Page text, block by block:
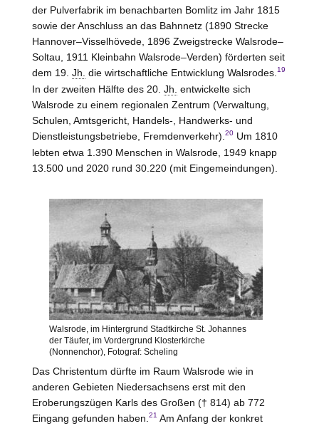
der Pulverfabrik im benachbarten Bomlitz im Jahr 1815
sowie der Anschluss an das Bahnnetz (1890 Strecke
Hannover–Visselhövede, 1896 Zweigstrecke Walsrode–
Soltau, 1911 Kleinbahn Walsrode–Verden) förderten seit
dem 19. Jh. die wirtschaftliche Entwicklung Walsrodes. 19
In der zweiten Hälfte des 20. Jh. entwickelte sich
Walsrode zu einem regionalen Zentrum (Verwaltung,
Schulen, Amtsgericht, Handels-, Handwerks- und
Dienstleistungsbetriebe, Fremdenverkehr). 20Um 1810
lebten etwa 1.390 Menschen in Walsrode, 1949 knapp
13.500 und 2020 rund 30.220 (mit Eingemeindungen).
Walsrode, im Hintergrund Stadtkirche St. Johannes
der Täufer, im Vordergrund Klosterkirche
(Nonnenchor), Fotograf: Scheling
Das Christentum dürfte im Raum Walsrode wie in
anderen Gebieten Niedersachsens erst mit den
Eroberungszügen Karls des Großen († 814) ab 772
Eingang gefunden haben. 21 Am Anfang der konkret